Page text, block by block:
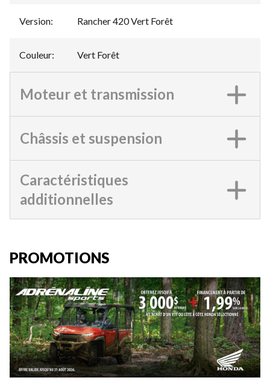
Version: Rancher 420 Vert Forêt
Couleur: Vert Forêt
Moteur et transmission
Châssis et suspension
Caractéristiques
additionnelles
PROMOTIONS